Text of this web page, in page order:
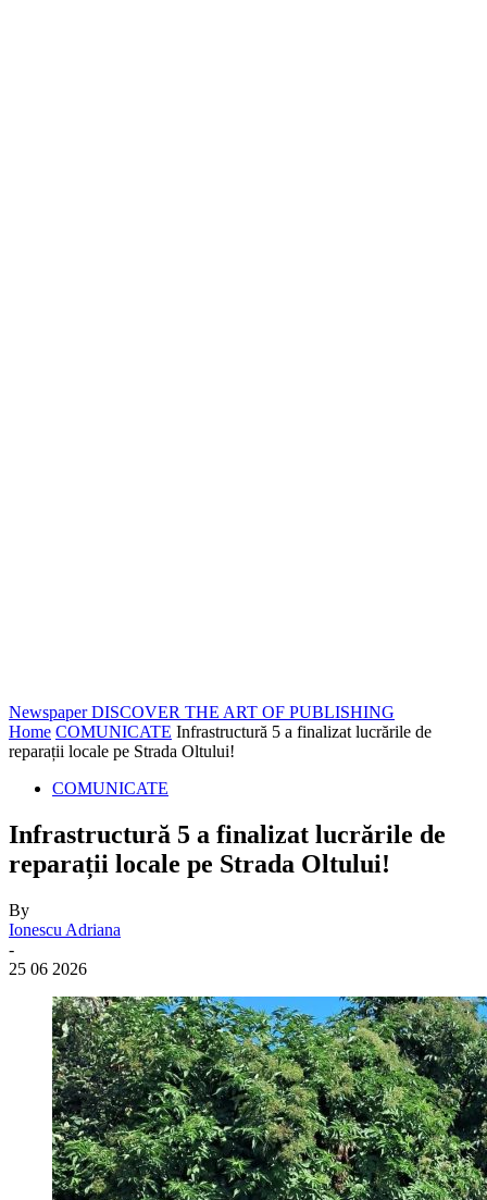
Newspaper DISCOVER THE ART OF PUBLISHING
Home COMUNICATE Infrastructură 5 a finalizat lucrările de
reparații locale pe Strada Oltului!
COMUNICATE
Infrastructură 5 a finalizat lucrările de
reparații locale pe Strada Oltului!
By
Ionescu Adriana
-
25 06 2026